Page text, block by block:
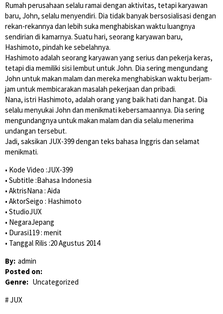
Rumah perusahaan selalu ramai dengan aktivitas, tetapi karyawan
baru, John, selalu menyendiri. Dia tidak banyak bersosialisasi dengan
rekan-rekannya dan lebih suka menghabiskan waktu luangnya
sendirian di kamarnya. Suatu hari, seorang karyawan baru,
Hashimoto, pindah ke sebelahnya.
Hashimoto adalah seorang karyawan yang serius dan pekerja keras,
tetapi dia memiliki sisi lembut untuk John. Dia sering mengundang
John untuk makan malam dan mereka menghabiskan waktu berjam-
jam untuk membicarakan masalah pekerjaan dan pribadi.
Nana, istri Hashimoto, adalah orang yang baik hati dan hangat. Dia
selalu menyukai John dan menikmati kebersamaannya. Dia sering
mengundangnya untuk makan malam dan dia selalu menerima
undangan tersebut.
Jadi, saksikan JUX-399 dengan teks bahasa Inggris dan selamat
menikmati.
• Kode Video :JUX-399
• Subtitle :Bahasa Indonesia
• AktrisNana : Aida
• AktorSeigo : Hashimoto
• StudioJUX
• NegaraJepang
• Durasi119 : menit
• Tanggal Rilis :20 Agustus 2014
By: admin
Posted on:
Genre: Uncategorized
JUX